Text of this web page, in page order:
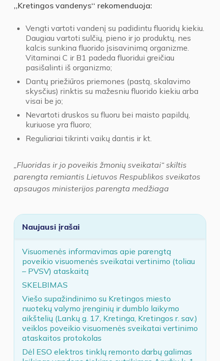
,,Kretingos vandenys‘‘ rekomenduoja:
Vengti vartoti vandenį su padidintu fluoridų kiekiu.
Daugiau vartoti sulčių, pieno ir jo produktų, nes
kalcis sunkina fluorido įsisavinimą organizme.
Vitaminai C ir B1 padeda fluoridui greičiau
pasišalinti iš organizmo;
Dantų priežiūros priemones (pastą, skalavimo
skysčius) rinktis su mažesniu fluorido kiekiu arba
visai be jo;
Nevartoti druskos su fluoru bei maisto papildų,
kuriuose yra fluoro;
Reguliariai tikrinti vaikų dantis ir kt.
„Fluoridas ir jo poveikis žmonių sveikatai“ skiltis
parengta remiantis Lietuvos Respublikos sveikatos
apsaugos ministerijos parengta medžiaga
Naujausi įrašai
Visuomenės informavimas apie parengtą
poveikio visuomenės sveikatai vertinimo (toliau
– PVSV) ataskaitą
SKELBIMAS
Viešo supažindinimo su Kretingos miesto
nuotekų valymo įrenginių ir dumblo laikymo
aikštelių (Lankų g. 17, Kretinga, Kretingos r. sav.)
veiklos poveikio visuomenės sveikatai vertinimo
ataskaitos protokolas
Dėl ESO elektros tinklų remonto darbų galimas